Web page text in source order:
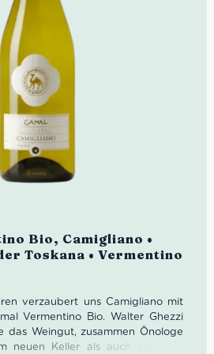
Bio, Camigliano •
Toskana • Vermentino
verzaubert uns Camigliano mit
Vermentino Bio. Walter Ghezzi
das Weingut, zusammen Önologe
neuen Keller als auch etwa 90